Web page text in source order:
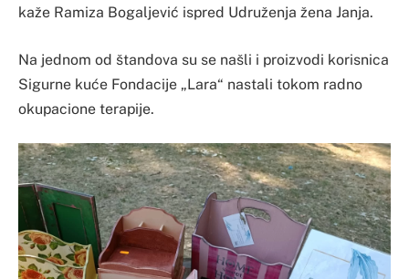
kaže Ramiza Bogaljević ispred Udruženja žena Janja.
Na jednom od štandova su se našli i proizvodi korisnica
Sigurne kuće Fondacije „Lara“ nastali tokom radno
okupacione terapije.